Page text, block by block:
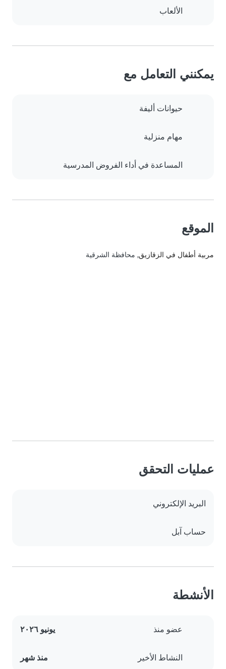
الألعاب
يمكنني التعامل مع
حيوانات أليفة
مهام منزلية
المساعدة في أداء الفروض المدرسية
الموقع
مربية أطفال في الزقازيق, محافظة الشرقية
عمليات التحقق
البريد الإلكتروني
حساب آبل
الأنشطة
عضو منذ يونيو ٢٠٢٦
النشاط الأخير منذ شهر